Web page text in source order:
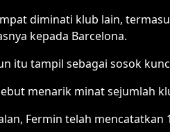
diminati klub lain,
kepada Barcelona.
itu tampil sebagai sosok
menarik minat sejumlah
Fermin telah